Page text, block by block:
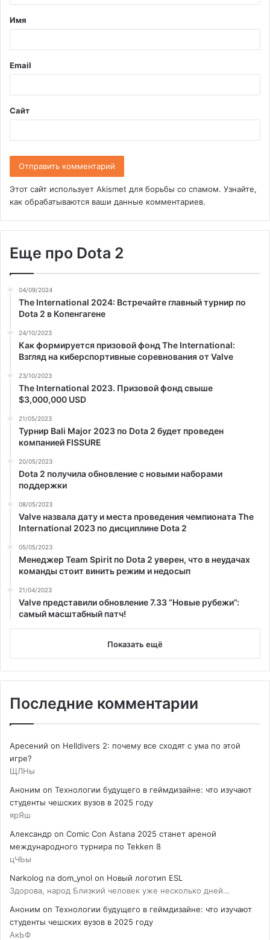
т
а
й
*
Имя
Email
Сайт
Этот сайт использует Akismet для борьбы со спамом. Узнайте,
как обрабатываются ваши данные комментариев.
Еще про Dota 2
04/09/2024
The International 2024: Встречайте главный турнир по
Dota 2 в Копенгагене
24/10/2023
Как формируется призовой фонд The International:
Взгляд на киберспортивные соревнования от Valve
23/10/2023
The International 2023. Призовой фонд свыше
$3,000,000 USD
21/05/2023
Турнир Bali Major 2023 по Dota 2 будет проведен
компанией FISSURE
20/05/2023
Dota 2 получила обновление с новыми наборами
поддержки
08/05/2023
Valve назвала дату и места проведения чемпионата The
International 2023 по дисциплине Dota 2
05/05/2023
Менеджер Team Spirit по Dota 2 уверен, что в неудачах
команды стоит винить режим и недосып
21/04/2023
Valve представили обновление 7.33 “Новые рубежи”:
самый масштабный патч!
Показать ещё
Последние комментарии
Аресений on Helldivers 2: почему все сходят с ума по этой
игре?
ЩЛНы
Аноним on Технологии будущего в геймдизайне: что изучают
студенты чешских вузов в 2025 году
ярЯш
Александр on Comic Con Astana 2025 станет ареной
международного турнира по Tekken 8
цЧЬы
Narkolog na dom_ynol on Новый логотип ESL
Здорова, народ Близкий человек уже несколько дней…
Аноним on Технологии будущего в геймдизайне: что изучают
студенты чешских вузов в 2025 году
АкЬФ